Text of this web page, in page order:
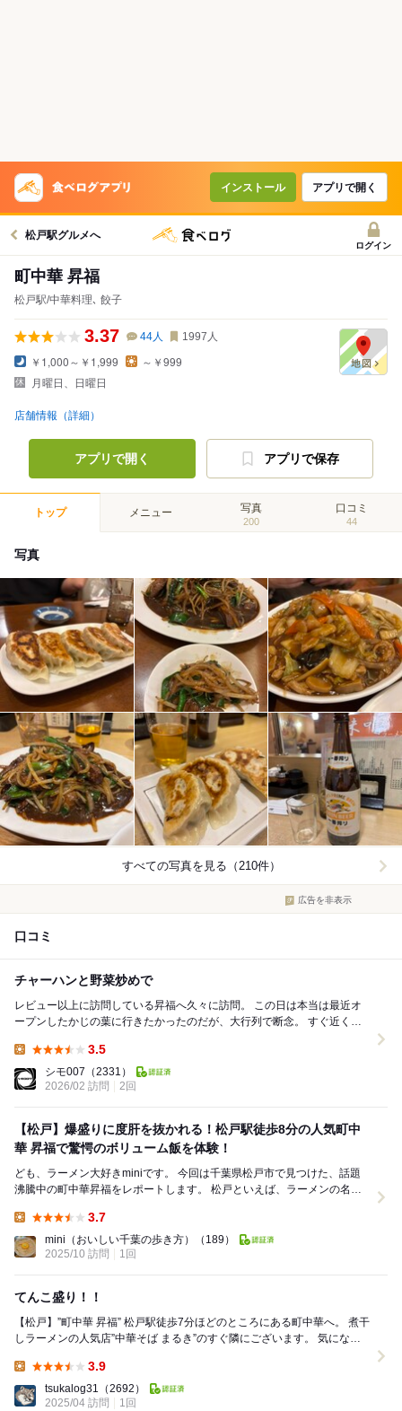
インストール アプリで開く
松戸駅グルメへ
ログイン
町中華 昇福
松戸駅/中華料理､ 餃子
3.37 44人 1997 人
￥1,000～￥1,999
～￥999
月曜日、日曜日
店舗情報（詳細）
アプリで開く アプリで保存
トップ メニュー 写真
200
口コミ
44
写真
すべての写真を見る（210件）
広告を非表示
口コミ
チャーハンと野菜炒めで
レビュー以上に訪問している昇福へ久々に訪問。 この日は本当は最近オ
ープンしたかじの葉に行きたかったのだが、大行列で断念。 すぐ近くの
3.5
シモ007 （2331）
2026/02 訪問
2回
【松戸】爆盛りに度肝を抜かれる！松戸駅徒歩8分の人気町中
華 昇福で驚愕のボリューム飯を体験！
ども、ラーメン大好きminiです。 今回は千葉県松戸市で見つけた、話題
沸騰中の町中華昇福をレポートします。 松戸といえば、ラーメンの名店
3.7
mini（おいしい千葉の歩き方）
（189）
2025/10 訪問
1回
てんこ盛り！！
【松戸】”町中華 昇福” 松戸駅徒歩7分ほどのところにある町中華へ。 煮干
しラーメンの人気店”中華そば まるき”のすぐ隣にございます。 気になっ
3.9
tsukalog31 （2692）
2025/04 訪問
1回